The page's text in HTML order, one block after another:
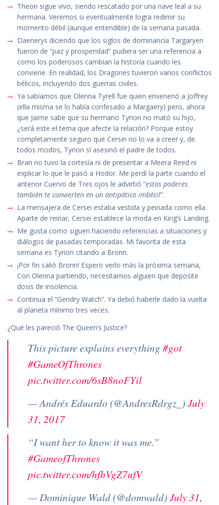
Theon sigue vivo, siendo rescatado por una nave leal a su
hermana. Veremos si eventualmente logra redimir su
momento débil (aunque entendible) de la semana pasada.
Daenerys diciendo que los siglos de dominancia Targaryen
fueron de “paz y prosperidad” pudiera ser una referencia a
como los poderosos cambian la historia cuando les
conviene. En realidad, los Dragones tuvieron varios conflictos
bélicos, incluyendo dos guerras civiles.
Ya sabíamos que Olenna Tyrell fue quien envenenó a Joffrey
(ella misma se lo había confesado a Margaery) pero, ahora
que Jaime sabe que su hermano Tyrion no mató su hijo,
¿será este el tema que afecte la relación? Porque estoy
completamente seguro que Cersei no lo va a creer y, de
todos modos, Tyrion sí asesinó el padre de todos.
Bran no tuvo la cortesía ni de presentar a Meera Reed ni
explicar lo que le pasó a Hodor. Me perdí la parte cuando el
anterior Cuervo de Tres ojos le advirtió “estos poderes
también te convierten en un antipático imbécil”.
La mensajera de Cersei estaba vestida y peinada como ella.
Aparte de reinar, Cersei establece la moda en King’s Landing.
Me gusta como siguen haciendo referencias a situaciones y
diálogos de pasadas temporadas. Mi favorita de esta
semana es Tyrion citando a Bronn.
¡Por fin salió Bronn! Espero verlo más la próxima semana,
Con Olenna partiendo, necesitamos alguien que deposite
dosis de insolencia.
Continua el “Gendry Watch”. Ya debió haberle dado la vuelta
al planeta mínimo tres veces.
¿Qué les pareció The Queen’s Justice?
This picture explains everything #got
#GameOfThrones
pic.twitter.com/6sB8noFYil
— Andrés Eduardo (@AndresRdrgz_) July
31, 2017
“I want her to know it was me.”
#GameofThrones
pic.twitter.com/hfbVgZ7ufV
— Dominique Wald (@domwald) July 31,